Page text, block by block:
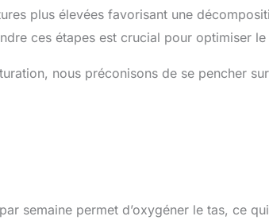
plus élevées favorisant une
ces étapes est crucial pour optimiser le
nous préconisons de se pencher
semaine permet d’oxygéner le tas, ce